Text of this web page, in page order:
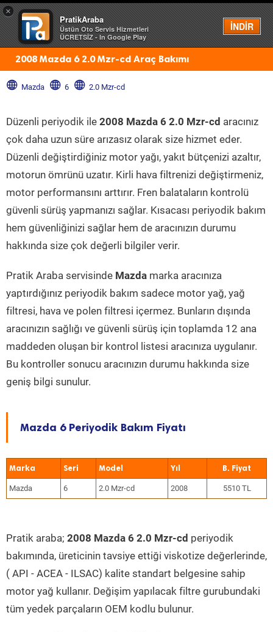
×
PratikAraba
Üstün Oto Servis Hizmetleri
ÜCRETSİZ - In Google Play
İNDİR
Menü
2008 Mazda 6 2.0 Mzr-cd Araç Bakımı
Mazda 6 2.0 Mzr-cd
Düzenli periyodik ile 2008 Mazda 6 2.0 Mzr-cd aracınız
çok daha uzun süre arızasız olarak size hizmet eder.
Düzenli değiştirdiğiniz motor yağı, yakıt bütçenizi azaltır,
motorun ömrünü uzatır. Kirli hava filtrenizi değiştirmeniz,
motor performansını arttırır. Fren balataların kontrolü
güvenli sürüş yapmanızı sağlar. Kısacası periyodik bakım
hem güvenliğinizi sağlar hem de aracınızın durumu
hakkında size çok değerli bilgiler verir.
Pratik Araba servisinde Mazda marka aracınıza
yaptırdığınız periyodik bakım sadece motor yağ, yağ
filtresi, hava ve polen filtresi içermez. Bunların dışında
aracınızın sağlığı ve güvenli sürüş için toplamda 12 ana
maddeden oluşan bir kontrol listesi aracınıza uygulanır.
Bu kontroller sonucu aracınızın durumu hakkında size
geniş bilgi sunulur.
Mazda 6 Periyodik Bakım Fiyatı
Marka Seri Model Yıl
Mazda 6 2.0 Mzr-cd 2008 5510 TL
Pratik araba; 2008 Mazda 6 2.0 Mzr-cd periyodik
bakımında, üreticinin tavsiye ettiği viskotize değerlerinde,
( API - ACEA - ILSAC) kalite standart belgesine sahip
motor yağ kullanır. Değişim yapılacak filtre gurubundaki
tüm yedek parçaların OEM kodlu bulunur.